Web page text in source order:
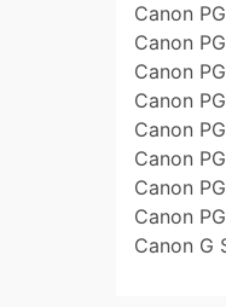
Canon
Canon
Canon
Canon
Canon
Canon
Canon
Canon
Canon G